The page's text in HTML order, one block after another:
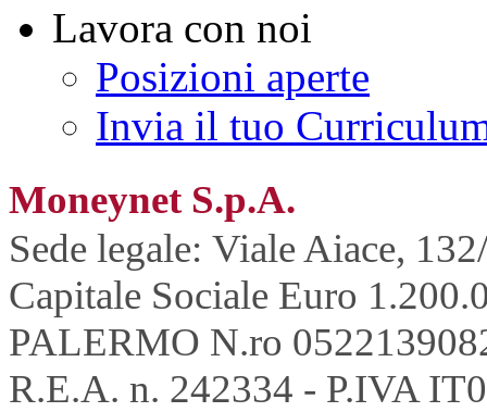
Lavora con noi
Posizioni aperte
Invia il tuo
Moneynet S.p.A.
Sede legale: Viale Aiace,
Capitale Sociale Euro
PALERMO N.ro
R.E.A. n. 242334 - P.IVA